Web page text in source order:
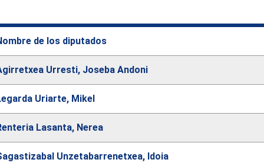
de los diputados
Urresti, Joseba Andoni
Uriarte, Mikel
Lasanta, Nerea
Unzetabarrenetxea, Idoia